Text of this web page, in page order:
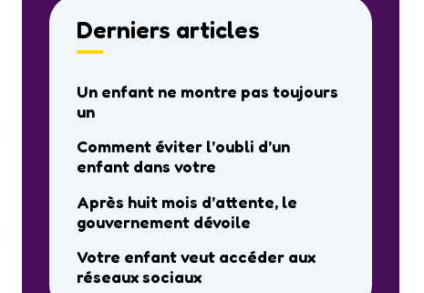
Derniers articles
Un enfant ne montre pas toujours
un
Comment éviter l’oubli d’un
enfant dans votre
Après huit mois d’attente, le
gouvernement dévoile
Votre enfant veut accéder aux
réseaux sociaux